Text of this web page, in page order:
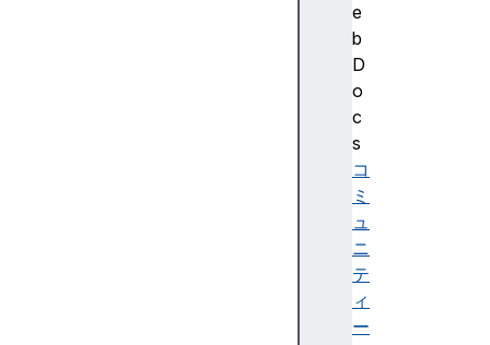
e
b
D
o
c
s
コ
ミ
ュ
ニ
テ
ィ
ー